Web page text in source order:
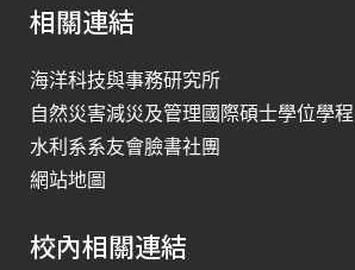
相關連結
海洋科技與事務研究所
自然災害減災及管理國際碩士學位學程
水利系系友會臉書社團
網站地圖
校內相關連結